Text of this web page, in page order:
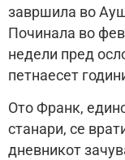
завршила во
Починала во
недели пред
петнаесет
Отo Франк,
станари, се
дневникот